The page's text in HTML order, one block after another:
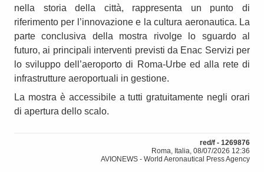
nella storia della città, rappresenta un punto di
riferimento per l’innovazione e la cultura aeronautica. La
parte conclusiva della mostra rivolge lo sguardo al
futuro, ai principali interventi previsti da Enac Servizi per
lo sviluppo dell’aeroporto di Roma-Urbe ed alla rete di
infrastrutture aeroportuali in gestione.
La mostra è accessibile a tutti gratuitamente negli orari
di apertura dello scalo.
red/f - 1269876
Roma, Italia, 08/07/2026 12:36
AVIONEWS - World Aeronautical Press Agency